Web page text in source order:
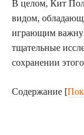
В целом, Кит
видом,
играющим
тщательные
сохранении
Содержание [